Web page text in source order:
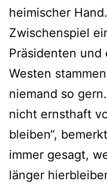
heimischer
Zwischenspiel
Präsidenten und
Westen
niemand so
nicht ernsthaft
bleiben“,
immer gesagt,
länger